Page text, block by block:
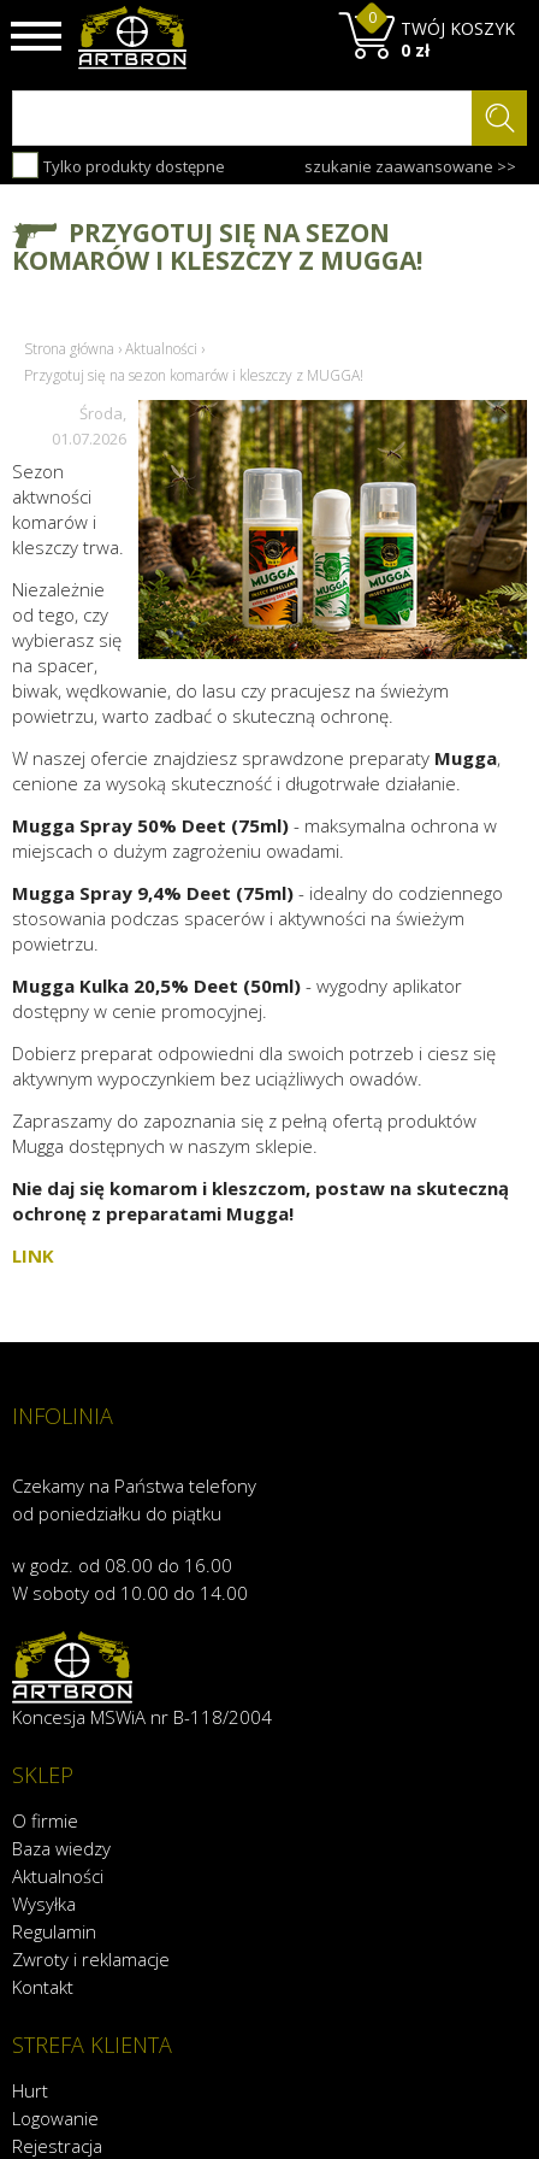
Tylko produkty dostępne szukanie zaawansowane >>
TWÓJ KOSZYK
0
0 zł
PRZYGOTUJ SIĘ NA SEZON
KOMARÓW I KLESZCZY Z MUGGA!
Strona główna ›Aktualności ›
Przygotuj się na sezon komarów i kleszczy z MUGGA!
Środa,
01.07.2026
Sezon
aktwności
komarów i
kleszczy trwa.
Niezależnie
od tego, czy
wybierasz się
na spacer,
biwak, wędkowanie, do lasu czy pracujesz na świeżym
powietrzu, warto zadbać o skuteczną ochronę.
W naszej ofercie znajdziesz sprawdzone preparaty Mugga,
cenione za wysoką skuteczność i długotrwałe działanie.
Mugga Spray 50% Deet (75ml) - maksymalna ochrona w
miejscach o dużym zagrożeniu owadami.
Mugga Spray 9,4% Deet (75ml) - idealny do codziennego
stosowania podczas spacerów i aktywności na świeżym
powietrzu.
Mugga Kulka 20,5% Deet (50ml) - wygodny aplikator
dostępny w cenie promocyjnej.
Dobierz preparat odpowiedni dla swoich potrzeb i ciesz się
aktywnym wypoczynkiem bez uciążliwych owadów.
Zapraszamy do zapoznania się z pełną ofertą produktów
Mugga dostępnych w naszym sklepie.
Nie daj się komarom i kleszczom, postaw na skuteczną
ochronę z preparatami Mugga!
LINK
INFOLINIA
Czekamy na Państwa telefony
od poniedziałku do piątku
w godz. od 08.00 do 16.00
W soboty od 10.00 do 14.00
Koncesja MSWiA nr B-118/2004
SKLEP
O firmie
Baza wiedzy
Aktualności
Wysyłka
Regulamin
Zwroty i reklamacje
Kontakt
STREFA KLIENTA
Hurt
Logowanie
Rejestracja